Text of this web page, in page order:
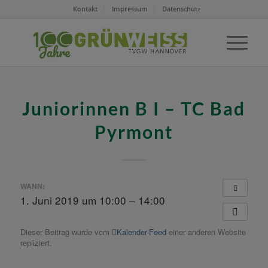
Kontakt Impressum Datenschutz
Juniorinnen B I – TC Bad
Pyrmont
WANN:
1. Juni 2019 um 10:00 – 14:00
Dieser Beitrag wurde vom Kalender-Feedeiner anderen Website
repliziert.